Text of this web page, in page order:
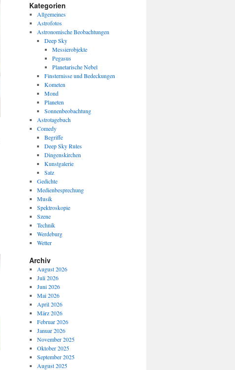
Kategorien
Allgemeines
Astrofotos
Astronomische Beobachtungen
Deep Sky
Messierobjekte
Pegasus
Planetarische Nebel
Finsternisse und Bedeckungen
Kometen
Mond
Planeten
Sonnenbeobachtung
Astrotagebuch
Comedy
Begriffe
Deep Sky Rules
Dingenskirchen
Kunstgalerie
Satz
Gedichte
Medienbesprechung
Musik
Spektroskopie
Szene
Technik
Werdeburg
Wetter
Archiv
August 2026
Juli 2026
Juni 2026
Mai 2026
April 2026
März 2026
Februar 2026
Januar 2026
November 2025
Oktober 2025
September 2025
August 2025